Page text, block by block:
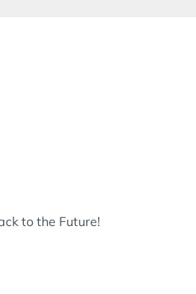
to the Future!